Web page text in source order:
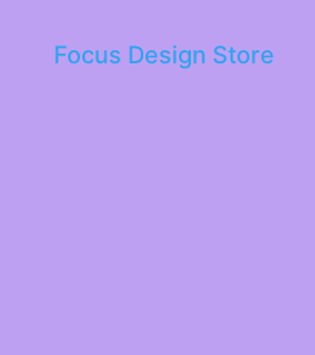
Focus Design Store